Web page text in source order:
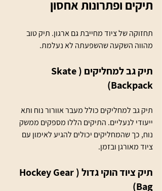
תיקים ופתרונות אחסון
תחזוקה של ציוד מחייבת גם ארגון. תיק טוב
מהווה השקעה שהשפעתה לא נעלמת.
תיק גב למחליקים (Skate
Backpack)
תיק גב למחליקים כולל מעבר אוורור נוח ותא
ייעודי לנעליים. התיקים הללו מספקים ממשק
נוח, כך שהמחליקים יכולים להגיע לאימון עם
ציוד מאורגן ובזמן.
תיק ציוד הוקי גדול (Hockey Gear
Bag)